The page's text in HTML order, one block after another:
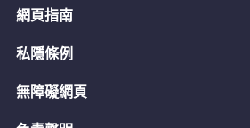
網頁指南
私隱條例
無障礙網頁